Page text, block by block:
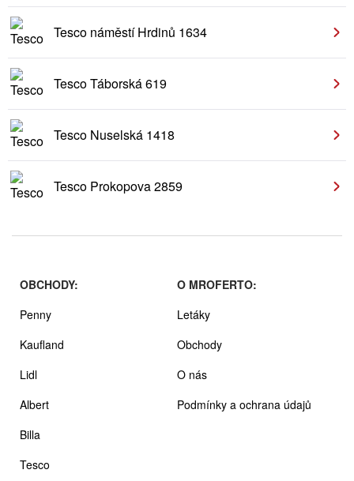
Tesco náměstí Hrdinů 1634
Tesco Táborská 619
Tesco Nuselská 1418
Tesco Prokopova 2859
OBCHODY:
Penny
Kaufland
Lidl
Albert
Billa
Tesco
O MROFERTO:
Letáky
Obchody
O nás
Podmínky a ochrana údajů